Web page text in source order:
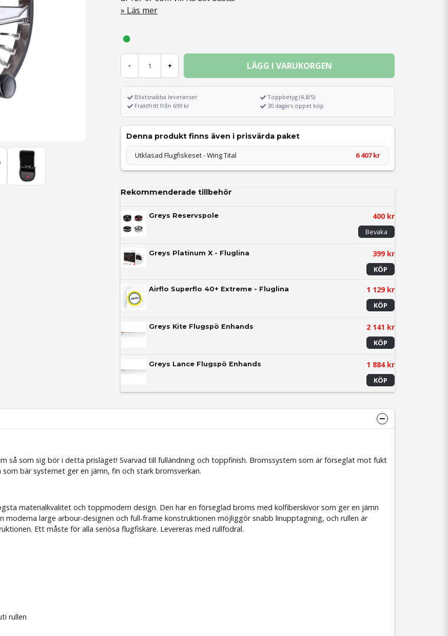
Läs mer
- + LÄGG I VARUKORGEN
Blixtsnabba leveranser
Fraktfritt från 699 kr
Toppbetyg (4,8/5)
30 dagars öppet köp
Denna produkt finns även i prisvärda paket
Utklasad Flugfiskeset - Wing Tital 6 407 kr
Rekommenderade tillbehör
Greys Reservspole 400 kr
Bevaka
Greys Platinum X - Fluglina 399 kr
KÖP
Airflo Superflo 40+ Extreme - Fluglina 1 129 kr
KÖP
Greys Kite Flugspö Enhands 2 141 kr
KÖP
Greys Lance Flugspö Enhands 1 884 kr
KÖP
så som sig bör i detta prisläget! Svarvad till fulländning och toppfinish. Bromssystem som är förseglat mot fukt
bär systemet ger en jämn, fin och stark bromsverkan.
materialkvalitet och toppmodern design. Den har en förseglad broms med kolfiberskivor som ger en jämn
large arbour-designen och full-frame konstruktionen möjliggör snabb linupptagning, och rullen är
Ett måste för alla seriösa flugfiskare. Levereras med rullfodral.
rullen